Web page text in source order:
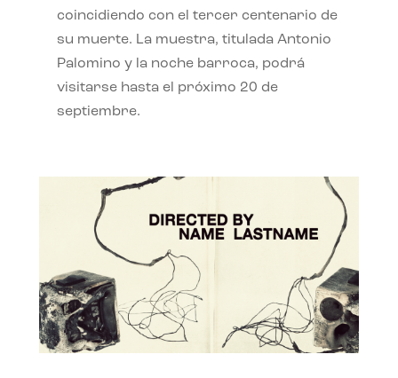
coincidiendo con el tercer centenario de
su muerte. La muestra, titulada Antonio
Palomino y la noche barroca, podrá
visitarse hasta el próximo 20 de
septiembre.